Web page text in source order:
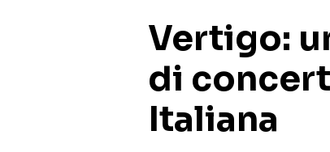
Vertigo:
di
Italiana